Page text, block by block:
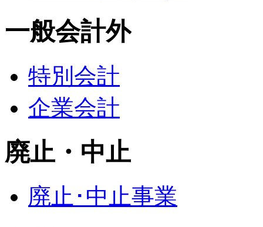
一般会計外
特別会計
企業会計
廃止・中止
廃止･中止事業